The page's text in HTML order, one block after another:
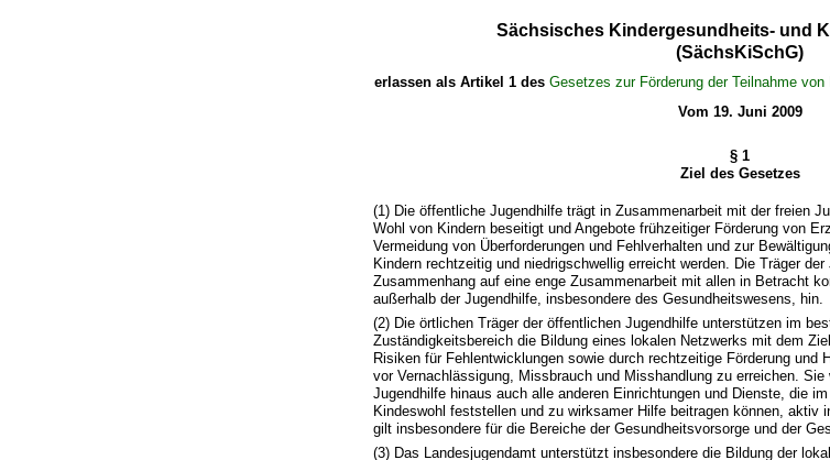
Sächsisches Kindergesundheits- und
(SächsKiSchG)
erlassen als Artikel 1 des Gesetzes zur Förderung der Teilnahme
Vom 19. Juni 2009
§ 1
Ziel des Gesetzes
(1) Die öffentliche Jugendhilfe trägt in Zusammenarbeit mit der freien
Wohl von Kindern beseitigt und Angebote frühzeitiger Förderung von
Vermeidung von Überforderungen und Fehlverhalten und zur
Kindern rechtzeitig und niedrigschwellig erreicht werden. Die Träger
Zusammenhang auf eine enge Zusammenarbeit mit allen in Betracht
außerhalb der Jugendhilfe, insbesondere des Gesundheitswesens, hin.
(2) Die örtlichen Träger der öffentlichen Jugendhilfe unterstützen im
Zuständigkeitsbereich die Bildung eines lokalen Netzwerks mit dem
Risiken für Fehlentwicklungen sowie durch rechtzeitige Förderung und
vor Vernachlässigung, Missbrauch und Misshandlung zu erreichen.
Jugendhilfe hinaus auch alle anderen Einrichtungen und Dienste, die
Kindeswohl feststellen und zu wirksamer Hilfe beitragen können, aktiv
gilt insbesondere für die Bereiche der Gesundheitsvorsorge und der
(3) Das Landesjugendamt unterstützt insbesondere die Bildung der